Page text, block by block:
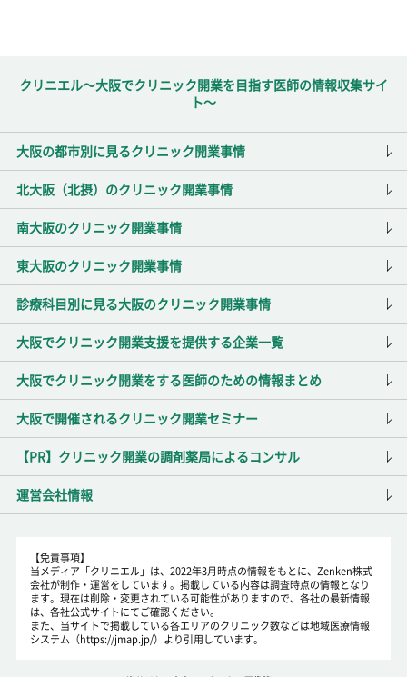
クリニエル～大阪でクリニック開業を目指す医師の情報収集サイ
ト～
大阪の都市別に見るクリニック開業事情
北大阪（北摂）のクリニック開業事情
南大阪のクリニック開業事情
東大阪のクリニック開業事情
診療科目別に見る大阪のクリニック開業事情
大阪でクリニック開業支援を提供する企業一覧
大阪でクリニック開業をする医師のための情報まとめ
大阪で開催されるクリニック開業セミナー
【PR】クリニック開業の調剤薬局によるコンサル
運営会社情報
【免責事項】
当メディア「クリニエル」は、2022年3月時点の情報をもとに、Zenken株式
会社が制作・運営をしています。掲載している内容は調査時点の情報となり
ます。現在は削除・変更されている可能性がありますので、各社の最新情報
は、各社公式サイトにてご確認ください。
また、当サイトで掲載している各エリアのクリニック数などは地域医療情報
システム（https://jmap.jp/）より引用しています。